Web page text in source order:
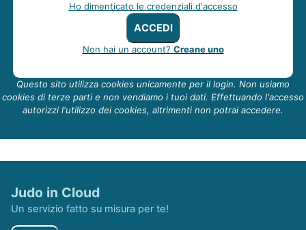
Ho dimenticato le credenziali d'accesso
ACCEDI
Non hai un account? Creane uno
Questo sito utilizza cookies unicamente per il login. Non usiamo
cookies di terze parti e non vendiamo i tuoi dati. Effettuando l'accesso
autorizzi l'utilizzo dei cookies, altrimenti non potrai accedere.
Judo in Cloud
Un servizio fatto su misura per te!